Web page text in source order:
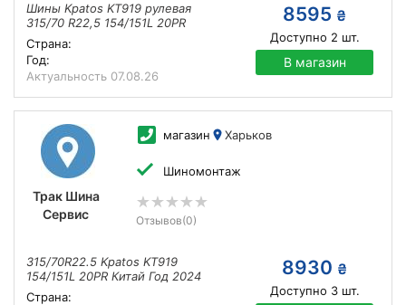
Шины Kpatos KT919 рулевая
315/70 R22,5 154/151L 20PR
Страна:
Год:
Актуальность 07.08.26
8595 ₴
Доступно 2 шт.
В магазин
Трак Шина
Сервис
магазин Харьков
Шиномонтаж
Отзывов(0)
315/70R22.5 Kpatos KT919
154/151L 20PR Китай Год 2024
Страна:
8930 ₴
Доступно 3шт.